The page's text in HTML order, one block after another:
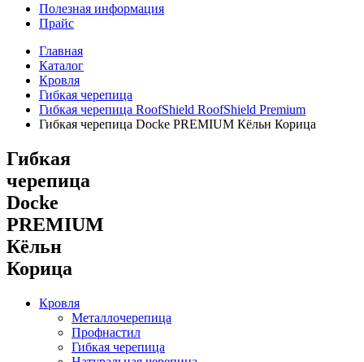
Полезная информация
Прайс
Главная
Каталог
Кровля
Гибкая черепица
Гибкая черепица RoofShield RoofShield Premium
Гибкая черепица Docke PREMIUM Кёльн Корица
Гибкая
черепица
Docke
PREMIUM
Кёльн
Корица
Кровля
Металлочерепица
Профнастил
Гибкая черепица